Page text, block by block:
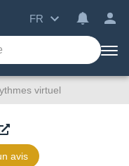
FR
virtuel
avis